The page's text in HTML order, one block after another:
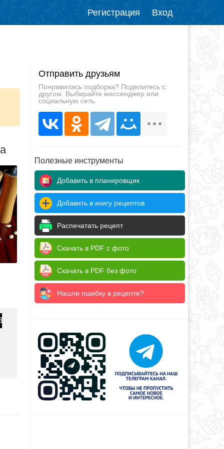
Регистрация Вход
Отправить друзьям
Понравилась подборка? Поделитесь с
другом. Выбирайте мессенджер или
социальную сеть.
Полезные инструменты
Добавить в планировщик
Добавить в книгу рецептов
Распечатать рецепт
Скачать в PDF с фото
Скачать в PDF без фото
Нашли ошибку в рецепте?